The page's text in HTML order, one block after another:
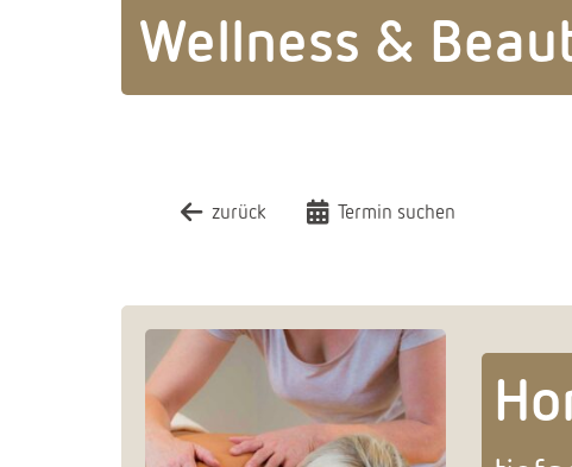
Wellness &
zurück Termin suchen